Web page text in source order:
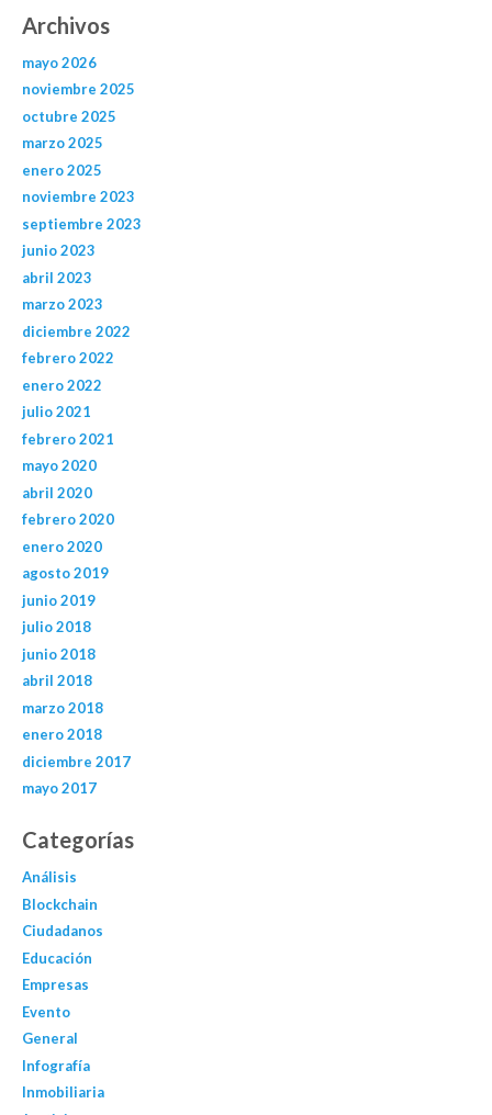
Archivos
mayo 2026
noviembre 2025
octubre 2025
marzo 2025
enero 2025
noviembre 2023
septiembre 2023
junio 2023
abril 2023
marzo 2023
diciembre 2022
febrero 2022
enero 2022
julio 2021
febrero 2021
mayo 2020
abril 2020
febrero 2020
enero 2020
agosto 2019
junio 2019
julio 2018
junio 2018
abril 2018
marzo 2018
enero 2018
diciembre 2017
mayo 2017
Categorías
Análisis
Blockchain
Ciudadanos
Educación
Empresas
Evento
General
Infografía
Inmobiliaria